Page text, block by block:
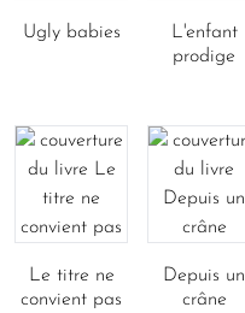
Ugly babies
L'enfant
prodige
Le titre ne
convient pas
Depuis un
crâne